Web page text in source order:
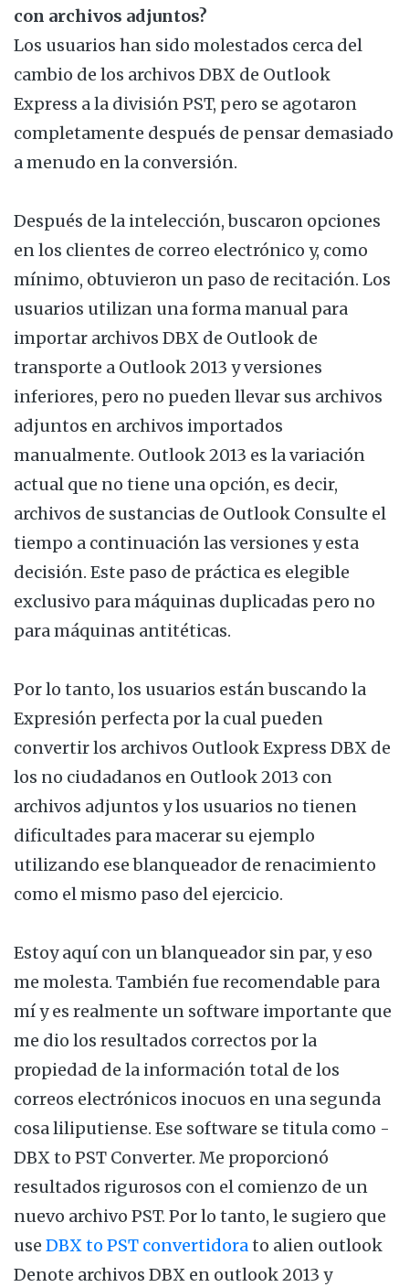
con archivos adjuntos?
Los usuarios han sido molestados cerca del
cambio de los archivos DBX de Outlook
Express a la división PST, pero se agotaron
completamente después de pensar demasiado
a menudo en la conversión.
Después de la intelección, buscaron opciones
en los clientes de correo electrónico y, como
mínimo, obtuvieron un paso de recitación. Los
usuarios utilizan una forma manual para
importar archivos DBX de Outlook de
transporte a Outlook 2013 y versiones
inferiores, pero no pueden llevar sus archivos
adjuntos en archivos importados
manualmente. Outlook 2013 es la variación
actual que no tiene una opción, es decir,
archivos de sustancias de Outlook Consulte el
tiempo a continuación las versiones y esta
decisión. Este paso de práctica es elegible
exclusivo para máquinas duplicadas pero no
para máquinas antitéticas.
Por lo tanto, los usuarios están buscando la
Expresión perfecta por la cual pueden
convertir los archivos Outlook Express DBX de
los no ciudadanos en Outlook 2013 con
archivos adjuntos y los usuarios no tienen
dificultades para macerar su ejemplo
utilizando ese blanqueador de renacimiento
como el mismo paso del ejercicio.
Estoy aquí con un blanqueador sin par, y eso
me molesta. También fue recomendable para
mí y es realmente un software importante que
me dio los resultados correctos por la
propiedad de la información total de los
correos electrónicos inocuos en una segunda
cosa liliputiense. Ese software se titula como -
DBX to PST Converter. Me proporcionó
resultados rigurosos con el comienzo de un
nuevo archivo PST. Por lo tanto, le sugiero que
use DBX to PST convertidorato alien outlook
Denote archivos DBX en outlook 2013 y